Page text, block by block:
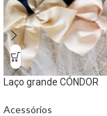
Laço grande CÓNDOR
Acessórios